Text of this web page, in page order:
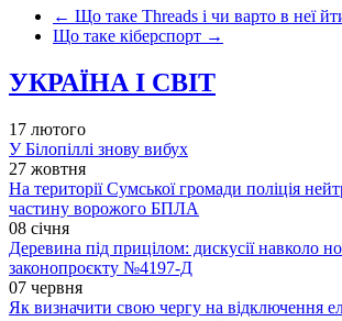
← Що таке Threads і чи варто в неї
Що таке кіберспорт →
УКРАЇНА І СВІТ
17 лютого
У Білопіллі знову вибух
27 жовтня
На території Сумської громади поліція
частину ворожого БПЛА
08 січня
Деревина під прицілом: дискусії навколо
законопроєкту №4197-Д
07 червня
Як визначити свою чергу на відключення